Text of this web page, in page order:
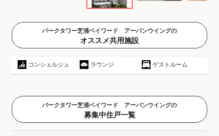
パークタワー芝浦ベイワード アーバンウイングの
オススメ共用施設
コンシェルジュ ラウンジ ゲストルーム
パークタワー芝浦ベイワード アーバンウイングの
募集中住戸一覧